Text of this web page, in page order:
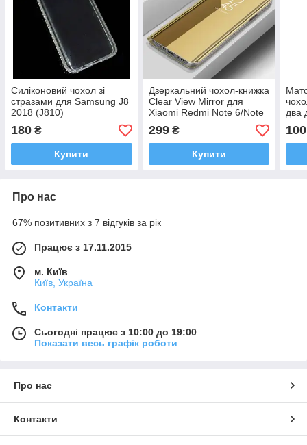
Силіконовий чохол зі
стразами для Samsung J8
2018 (J810)
180 ₴
Купити
Дзеркальний чохол-книжка
Clear View Mirror для
Xiaomi Redmi Note 6/Note
299₴
Купити
два
100
Про нас
67% позитивних з 7 відгуків за рік
Працює з 17.11.2015
м. Київ
Київ, Україна
Контакти
Сьогодні працює з 10:00 до 19:00
Показати весь графік роботи
Про нас
Контакти